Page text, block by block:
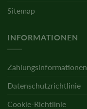
Sitemap
INFORMATIONEN
Zahlungsinformationen
Datenschutzrichtlinie
Cookie-Richtlinie